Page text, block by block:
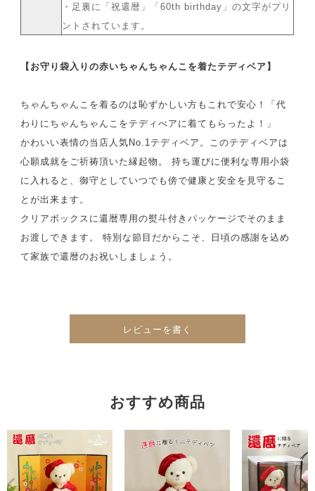
・足裏に「祝還暦」「60th birthday」の文字がプリ
ントされています。
【お守り袋入りの赤いちゃんちゃんこを着たテディベア】
ちゃんちゃんこを着るのは恥ずかしい方もこれで安心！「代
わりにちゃんちゃんこをテディべアに着てもらったよ！」
かわいい表情の当店人気No.1テディベア。このテディベアは
心願成就をご祈祷頂いた縁起物。 持ち運びに便利な専用小袋
に入れると、御守としていつでも傍で健康と安全を見守るこ
とが出来ます。
クリアボックスに還暦専用の熨斗付きパッケージでそのまま
お渡しできます。 特別な節目だからこそ、日頃の感謝を込め
て家族で還暦のお祝いしましょう。
レビューを書く
おすすめ商品